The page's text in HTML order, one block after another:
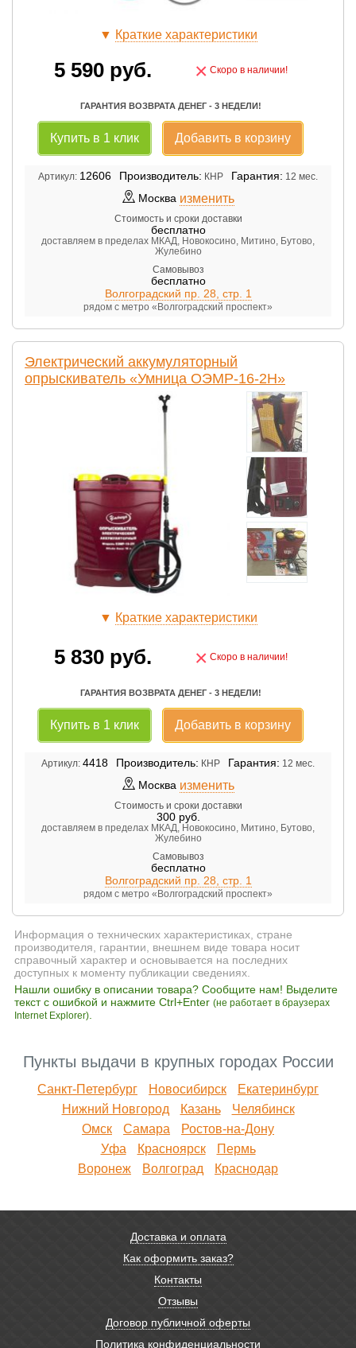
▼ Краткие характеристики
5 590 руб. × Скоро в наличии!
ГАРАНТИЯ ВОЗВРАТА ДЕНЕГ - 3 НЕДЕЛИ!
Купить в 1 клик Добавить в корзину
Артикул: 12606 Производитель: КНР Гарантия: 12 мес.
Москва изменить
Стоимость и сроки доставки
бесплатно
доставляем в пределах МКАД, Новокосино, Митино, Бутово,
Жулебино
Самовывоз
бесплатно
Волгоградский пр. 28, стр. 1
рядом с метро «Волгоградский проспект»
Электрический аккумуляторный
опрыскиватель «Умница ОЭМР-16-2Н»
▼ Краткие характеристики
5 830 руб. × Скоро в наличии!
ГАРАНТИЯ ВОЗВРАТА ДЕНЕГ - 3 НЕДЕЛИ!
Купить в 1 клик Добавить в корзину
Артикул: 4418 Производитель: КНР Гарантия: 12 мес.
Москва изменить
Стоимость и сроки доставки
300руб.
доставляем в пределах МКАД, Новокосино, Митино, Бутово,
Жулебино
Самовывоз
бесплатно
Волгоградский пр. 28, стр. 1
рядом с метро «Волгоградский проспект»
Информация о технических характеристиках, стране
производителя, гарантии, внешнем виде товара носит
справочный характер и основывается на последних
доступных к моменту публикации сведениях.
Нашли ошибку в описании товара? Сообщите нам! Выделите
текст с ошибкой и нажмите Ctrl+Enter (не работает в браузерах
Internet Explorer)
Пункты выдачи в крупных городах России
Санкт-Петербург Новосибирск
Екатеринбург
Нижний Новгород
Казань
Челябинск
Омск
Самара
Ростов-на-Дону
Уфа
Красноярск
Пермь
Воронеж
Волгоград Краснодар
Доставка и оплата
Как оформить заказ?
Контакты
Отзывы
Договор публичной оферты
Политика конфиденциальности